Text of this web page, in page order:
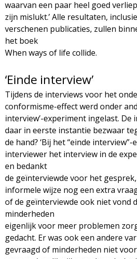
waarvan een paar heel goed
zijn mislukt.’ Alle resultaten,
verschenen publicaties, zullen
het boek
When ways of life collide.
‘Einde interview’
Tijdens de interviews voor het
conformisme-effect werd onder
interview’-experiment ingelast. De
daar in eerste instantie bezwaar
de hand? ‘Bij het “einde
interviewer het interview in de
en bedankt
de geïnterviewde voor het
informele wijze nog een extra
of de geïnterviewde ook niet vond
minderheden
eigenlijk voor meer problemen
gedacht. Er was ook een andere
gevraagd of minderheden niet